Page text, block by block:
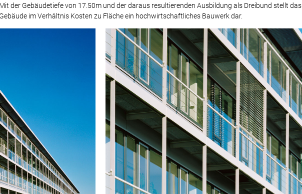
Mit der Gebäudetiefe von 17.50m und der daraus resultierenden Ausbildung als Dreibund stellt das
Gebäude im Verhältnis Kosten zu Fläche ein hochwirtschaftliches Bauwerk dar.